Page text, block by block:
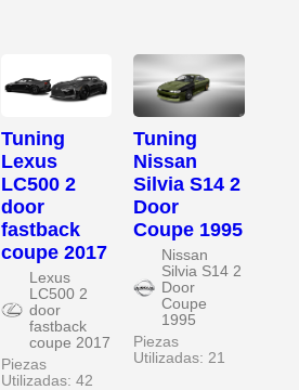
Tuning
Lexus
LC500 2
door
fastback
coupe 2017
Lexus
LC500 2
door
fastback
coupe 2017
Piezas
Utilizadas: 42
Tuning
Nissan
Silvia S14 2
Door
Coupe 1995
Nissan
Silvia S14 2
Door
Coupe
1995
Piezas
Utilizadas: 21